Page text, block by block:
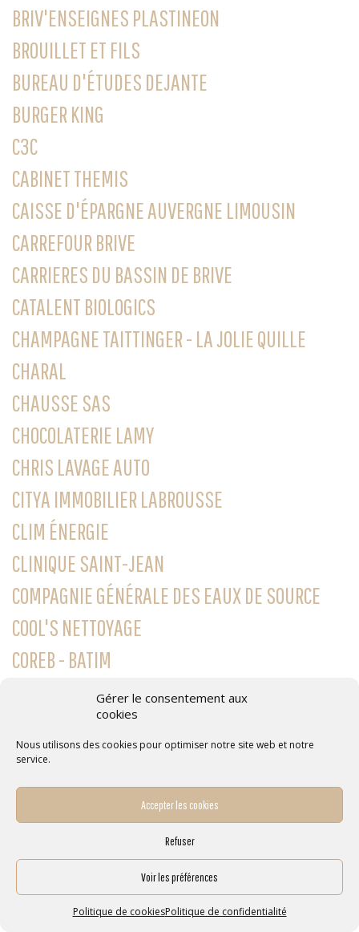
Gérer le consentement aux
cookies
Nous utilisons des cookies pour optimiser notre site web et notre
service.
Accepter les cookies
Refuser
Voir les préférences
Politique de cookiesPolitique de confidentialité
BRIV'ENSEIGNES PLASTINEON
BROUILLET ET FILS
BUREAU D'ÉTUDES DEJANTE
BURGER KING
C3C
CABINET THEMIS
CAISSE D'ÉPARGNE AUVERGNE LIMOUSIN
CARREFOUR BRIVE
CARRIERES DU BASSIN DE BRIVE
CATALENT BIOLOGICS
CHAMPAGNE TAITTINGER - LA JOLIE QUILLE
CHARAL
CHAUSSE SAS
CHOCOLATERIE LAMY
CHRIS LAVAGE AUTO
CITYA IMMOBILIER LABROUSSE
CLIM ÉNERGIE
CLINIQUE SAINT-JEAN
COMPAGNIE GÉNÉRALE DES EAUX DE SOURCE
COOL'S NETTOYAGE
COREB - BATIM
CORREZE FERMETURES
CREDIT MUTUEL BRIVE
CRISTALINE - ROXANNE
CUISINIE SCHMIDT
DALIER SARL
DARLAVOIX
DARTY TULLE
DUPUY ET FILS COUVERTURE